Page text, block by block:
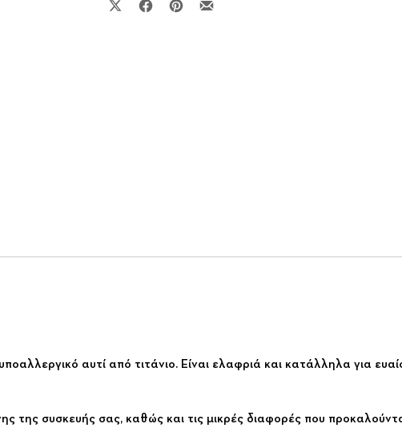
Share on XShare on Facebook
Share on Pinterest
αυτί από τιτάνιο. Είναι ελαφριά και κατάλληλα για
της συσκευής σας, καθώς και τις μικρές διαφορές που